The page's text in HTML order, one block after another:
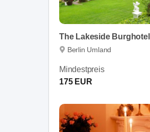
Berlin Umland
Mindestpreis
175 EUR